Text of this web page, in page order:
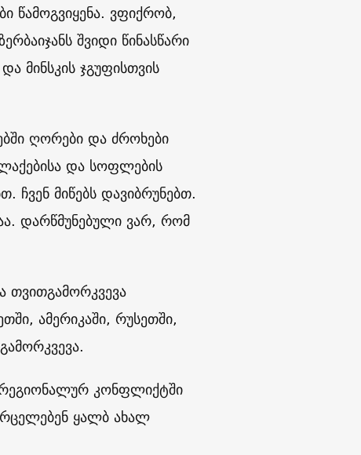
წამოგვიყენა. ვფიქრობ,
შვიდი წინასწარი
მინსკის ჯგუფისთვის
ღორები და ძროხები
და სოფლების
ჩვენ მიწებს დავიბრუნებთ.
დარწმუნებული ვარ, რომ
თვითგამორკვევა
ამერიკაში, რუსეთში,
კონფლიქტში
ყალბ ახალ